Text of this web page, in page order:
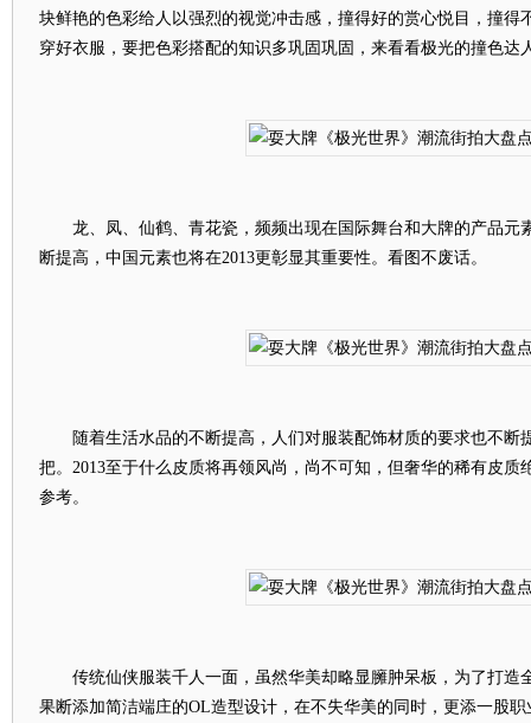
块鲜艳的色彩给人以强烈的视觉冲击感，撞得好的赏心悦目，撞得
穿好衣服，要把色彩搭配的知识多巩固巩固，来看看极光的撞色达
龙、凤、仙鹤、青花瓷，频频出现在国际舞台和大牌的产品元
断提高，中国元素也将在2013更彰显其重要性。看图不废话。
随着生活水品的不断提高，人们对服装配饰材质的要求也不断
把。2013至于什么皮质将再领风尚，尚不可知，但奢华的稀有皮质
参考。
传统仙侠服装千人一面，虽然华美却略显臃肿呆板，为了打造
果断添加简洁端庄的OL造型设计，在不失华美的同时，更添一股